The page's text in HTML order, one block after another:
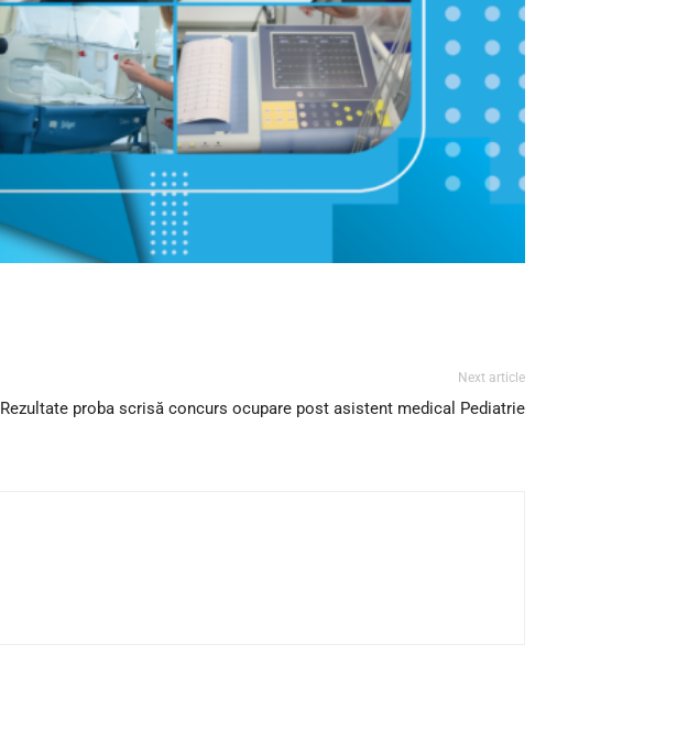
Next article
Rezultate proba scrisă concurs ocupare post asistent medical Pediatrie